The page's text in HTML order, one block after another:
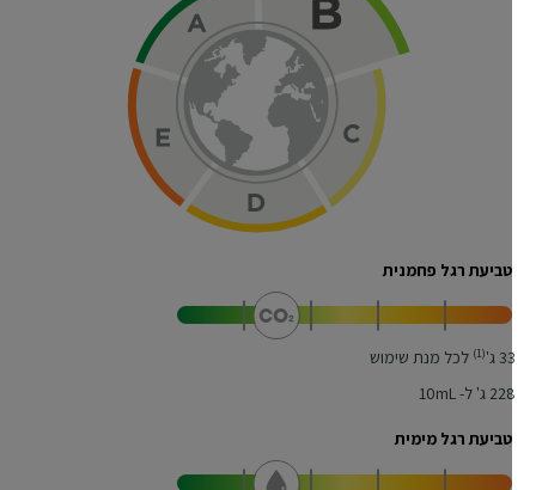
טביעת רגל פחמנית
ג'(1)
לכל מנת שימוש
ג' ל- 10mL
טביעת רגל מימית